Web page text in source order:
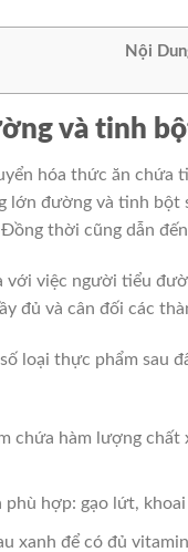
Nội
và tinh
hóa thức ăn chứa
đường và tinh bột
thời cũng dẫn
với việc người tiểu
đủ và cân đối các
loại thực phẩm sau
chứa hàm lượng
hợp: gạo lứt,
xanh để có đủ